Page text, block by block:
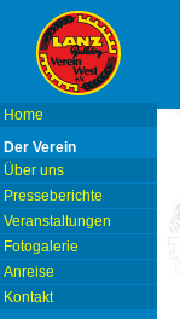
Home
Der Verein
Über uns
Presseberichte
Veranstaltungen
Fotogalerie
Anreise
Kontakt